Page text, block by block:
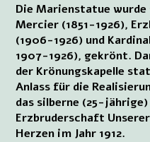
Die Marienstatue wurde
Mercier (1851-1926),
(1906-1926) und
1907-1926), gekrönt.
der Krönungskapelle
Anlass für die
das silberne (25-
Erzbruderschaft
Herzen im Jahr 1912.